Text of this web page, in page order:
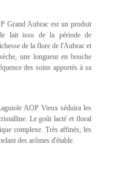
Grand Aubrac est un produit
de lait issu de la période de
de la flore de l'Aubrac et
une longueur en bouche
des soins apportés à sa
AOP Vieux séduira les
Le goût lacté et floral
complexe. Très affinés, les
des arômes d'étable.